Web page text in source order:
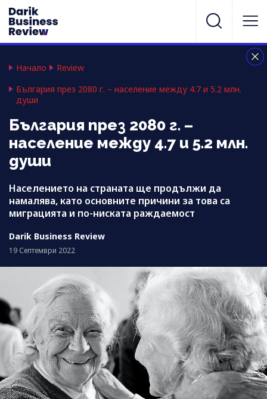
Начало
Review
България през 2080 г. – население между 4.7 и 5.2 млн.
души
България през 2080 г. –
население между 4.7 и 5.2 млн.
души
Населението на страната ще продължи да
намалява, като основните причини за това са
миграцията и по-ниската раждаемост
Darik Business Review
19 Септември 2022